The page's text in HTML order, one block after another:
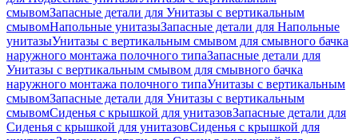
смывомЗапасные детали для Унитазы с вертикальным
смывомНапольные унитазыЗапасные детали для Напольные
унитазыУнитазы с вертикальным смывом для смывного бачка
наружного монтажа полочного типаЗапасные детали для
Унитазы с вертикальным смывом для смывного бачка
наружного монтажа полочного типаУнитазы с вертикальным
смывомЗапасные детали для Унитазы с вертикальным
смывомСиденья с крышкой для унитазовЗапасные детали для
Сиденья с крышкой для унитазовСиденья с крышкой для